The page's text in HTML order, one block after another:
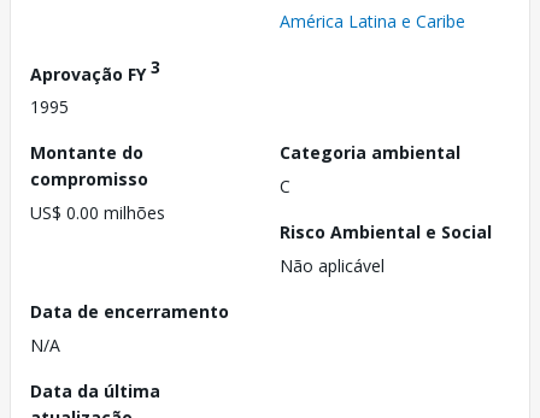
América Latina e Caribe
Aprovação FY3
1995
Montante do
compromisso
US$ 0.00 milhões
Categoria ambiental
C
Risco Ambiental e Social
Não aplicável
Data de encerramento
N/A
Data da última